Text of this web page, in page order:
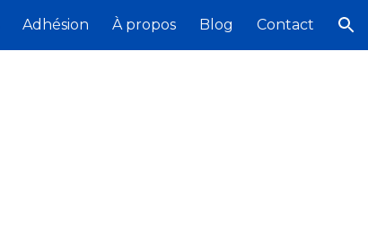
Adhésion À propos Blog Contact